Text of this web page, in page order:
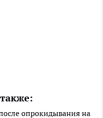
опрокидывания на